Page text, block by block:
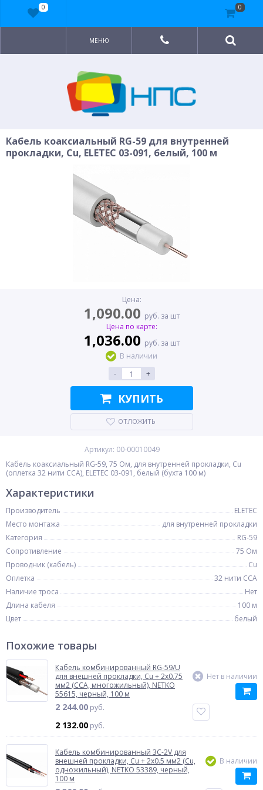
МЕНЮ
Кабель коаксиальный RG-59 для внутренней
прокладки, Cu, ELETEC 03-091, белый, 100 м
Цена:
1,090.00 руб. за шт
Цена по карте:
1,036.00 руб. за шт
В наличии
-
+
КУПИТЬ
ОТЛОЖИТЬ
Артикул: 00-00010049
Кабель коаксиальный RG-59, 75 Ом, для внутренней прокладки, Cu
(оплетка 32 нити CCA), ELETEC 03-091, белый (бухта 100 м)
Характеристики
Производитель
ELETEC
Место монтажа
для внутренней прокладки
Категория
RG-59
Сопротивление
75 Ом
Проводник (кабель)
Cu
Оплетка
32 нити CCA
Наличие троса
Нет
Длина кабеля
100 м
Цвет
белый
Похожие товары
Кабель комбинированный RG-59/U
для внешней прокладки, Cu + 2x0.75
мм2 (CCA, многожильный), NETKO
55615, черный, 100 м
2 244.00 руб.
2 132.00 руб.
Нет в наличии
Кабель комбинированный 3C-2V для
внешней прокладки, Cu + 2x0.5 мм2 (Cu,
одножильный), NETKO 53389, черный,
100 м
В наличии
0 0